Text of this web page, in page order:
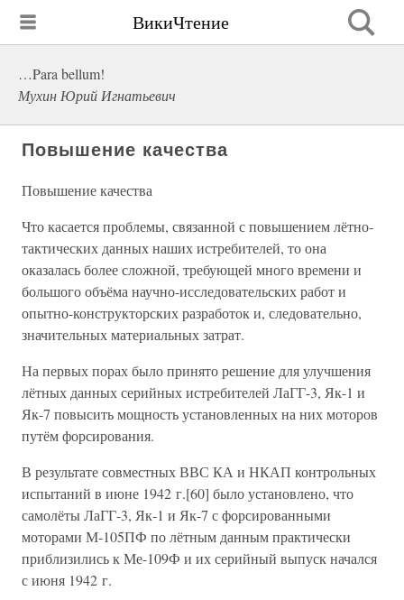
ВикиЧтение
…Para bellum!
Мухин Юрий Игнатьевич
Повышение качества
Повышение качества
Что касается проблемы, связанной с повышением лётно-
тактических данных наших истребителей, то она
оказалась более сложной, требующей много времени и
большого объёма научно-исследовательских работ и
опытно-конструкторских разработок и, следовательно,
значительных материальных затрат.
На первых порах было принято решение для улучшения
лётных данных серийных истребителей ЛаГГ-3, Як-1 и
Як-7 повысить мощность установленных на них моторов
путём форсирования.
В результате совместных ВВС КА и НКАП контрольных
испытаний в июне 1942 г.[60] было установлено, что
самолёты ЛаГГ-3, Як-1 и Як-7 с форсированными
моторами М-105ПФ по лётным данным практически
приблизились к Ме-109Ф и их серийный выпуск начался
с июня 1942 г.